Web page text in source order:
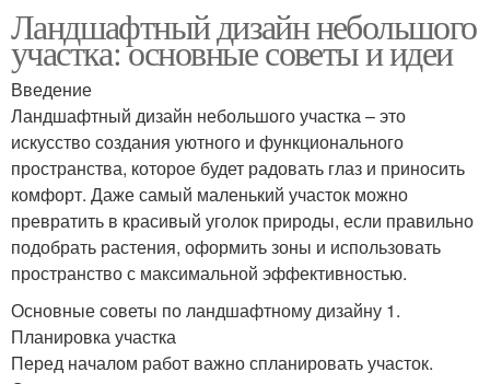
Ландшафтный дизайн небольшого
участка: основные советы и идеи
Введение
Ландшафтный дизайн небольшого участка – это
искусство создания уютного и функционального
пространства, которое будет радовать глаз и приносить
комфорт. Даже самый маленький участок можно
превратить в красивый уголок природы, если правильно
подобрать растения, оформить зоны и использовать
пространство с максимальной эффективностью.
Основные советы по ландшафтному дизайну 1.
Планировка участка
Перед началом работ важно спланировать участок.